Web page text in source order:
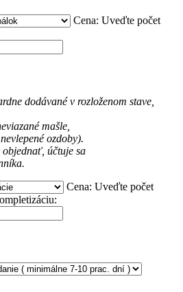
Cena: Uveďte počet
dodávané v rozloženom stave,
mašle,
ozdoby).
účtuje sa
Cena: Uveďte počet